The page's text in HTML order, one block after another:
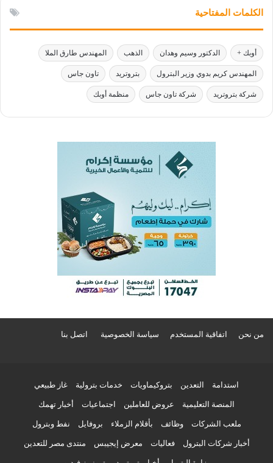
الكلمات المفتاحية
أوبك + الدكتور وسيم وهدان الذهب المهندس طارق الملا
المهندس كريم بدوي وزير البترول بتروتريد تاون جاس
شركة بتروتريد شركة تاون جاس منظمة أوبك
من نحن اتفاقية المستخدم سياسة الخصوصية اتصل بنا
استدامة التعدين بتروكيماويات خدمات بترولية غاز طبيعي
المنصة التعليمية عروض للعاملين اجتماعيات أخبار تهمك
ملعب الشركات وظائف بأقلام الزملاء بروفايل نفط وبترول
أخبار شركات البترول فعاليات معرض إيجيبس منتدى مصر للتعدين